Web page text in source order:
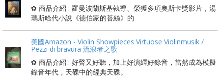
✿ 商品介紹 : 羅曼波蘭斯基執導、榮獲多項奧斯卡獎影片，湯
瑪斯哈代小說《德伯家的苔絲》的
美國Amazon - Violin Showpieces Virtuose Violinmusik /
Pezzi di bravura 流浪者之歌
✿ 商品介紹 : 好聲又好聽，加上好演繹好錄音，當然成為模擬
錄音年代，天碟中的經典天碟。